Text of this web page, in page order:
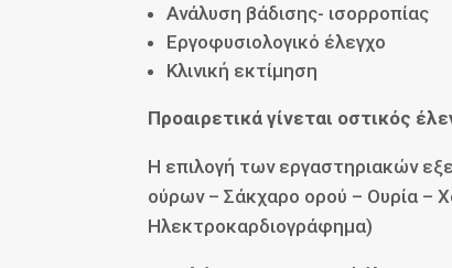
Ανάλυση βάδισης- ισορροπίας
Εργοφυσιολογικό έλεγχο
Κλινική εκτίμηση
Προαιρετικά γίνεται οστικός
Η επιλογή των εργαστηριακών
ούρων – Σάκχαρο ορού – Ουρία –
Ηλεκτροκαρδιογράφημα)